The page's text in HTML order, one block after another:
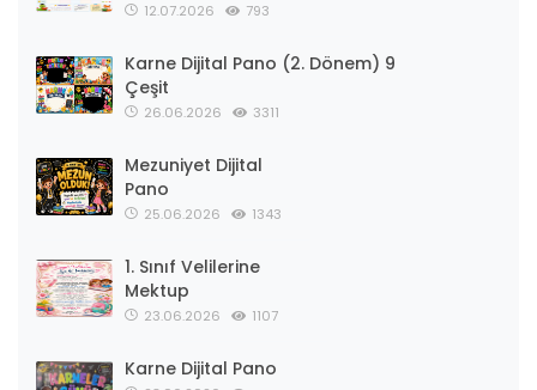
12.07.2026 793
Karne Dijital Pano (2. Dönem) 9
Çeşit
26.06.2026 3311
Mezuniyet Dijital
Pano
25.06.2026 1343
1. Sınıf Velilerine
Mektup
23.06.2026 1107
Karne Dijital Pano